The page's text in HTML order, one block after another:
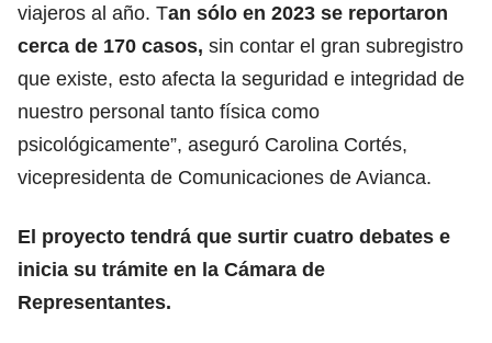
viajeros al año. Tan sólo en 2023 se reportaron
cerca de 170 casos, sin contar el gran subregistro
que existe, esto afecta la seguridad e integridad de
nuestro personal tanto física como
psicológicamente”, aseguró Carolina Cortés,
vicepresidenta de Comunicaciones de Avianca.
El proyecto tendrá que surtir cuatro debates e
inicia su trámite en la Cámara de
Representantes.